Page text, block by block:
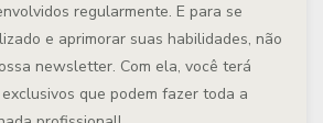
regularmente. E para se
e aprimorar suas habilidades, não
newsletter. Com ela, você terá
que podem fazer toda a